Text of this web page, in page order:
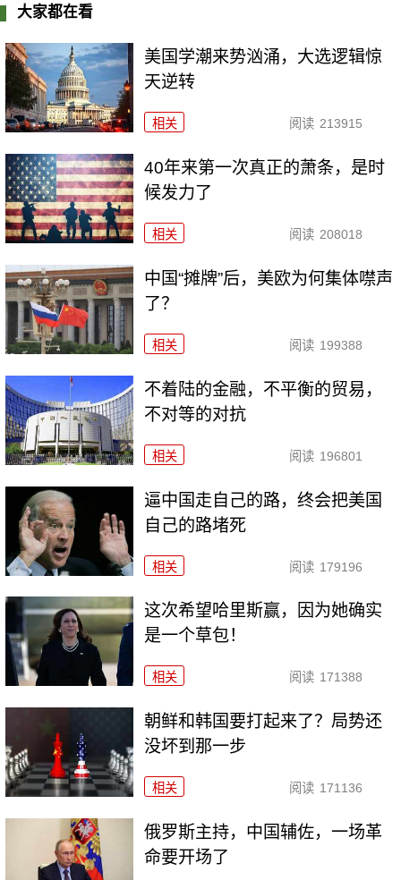
大家都在看
美国学潮来势汹涌，大选逻辑惊
天逆转
相关 阅读 213915
40年来第一次真正的萧条，是时
候发力了
相关 阅读 208018
中国“摊牌”后，美欧为何集体噤声
了？
相关 阅读 199388
不着陆的金融，不平衡的贸易，
不对等的对抗
相关 阅读 196801
逼中国走自己的路，终会把美国
自己的路堵死
相关 阅读 179196
这次希望哈里斯赢，因为她确实
是一个草包！
相关 阅读 171388
朝鲜和韩国要打起来了？局势还
没坏到那一步
相关 阅读 171136
俄罗斯主持，中国辅佐，一场革
命要开场了